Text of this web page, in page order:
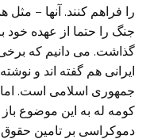
را فراهم کنند. آنها –
جنگ را حتما از عهده خود
گذاشت. می دانیم که
ایرانی هم گفته اند و
جمهوری اسلامی است.
کومه له به این موضوع
دموکراسی بر تامین